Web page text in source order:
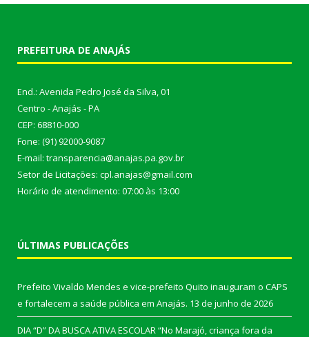
PREFEITURA DE ANAJÁS
End.: Avenida Pedro José da Silva, 01
Centro - Anajás - PA
CEP: 68810-000
Fone: (91) 92000-9087
E-mail: transparencia@anajas.pa.gov.br
Setor de Licitações: cpl.anajas@gmail.com
Horário de atendimento: 07:00 às 13:00
ÚLTIMAS PUBLICAÇÕES
Prefeito Vivaldo Mendes e vice-prefeito Quito inauguram o CAPS
e fortalecem a saúde pública em Anajás. 13 de junho de 2026
DIA “D” DA BUSCA ATIVA ESCOLAR “No Marajó, criança fora da